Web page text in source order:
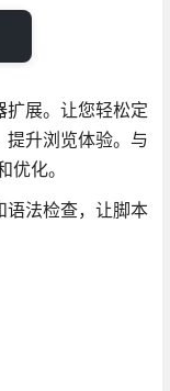
扩展。让您轻松定
提升浏览体验。与
化。
语法检查，让脚本